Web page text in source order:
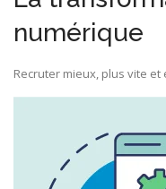
numérique
Recruter mieux, plus vite